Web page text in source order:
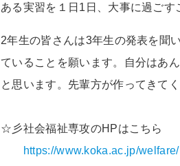
ある実習を１日1日、大事に過ごす
2年生の皆さんは3年生の発表を聞
ていることを願います。自分はあ
と思います。先輩方が作ってきて
☆彡社会福祉専攻のHPはこちら
https://www.koka.ac.jp/welfare/